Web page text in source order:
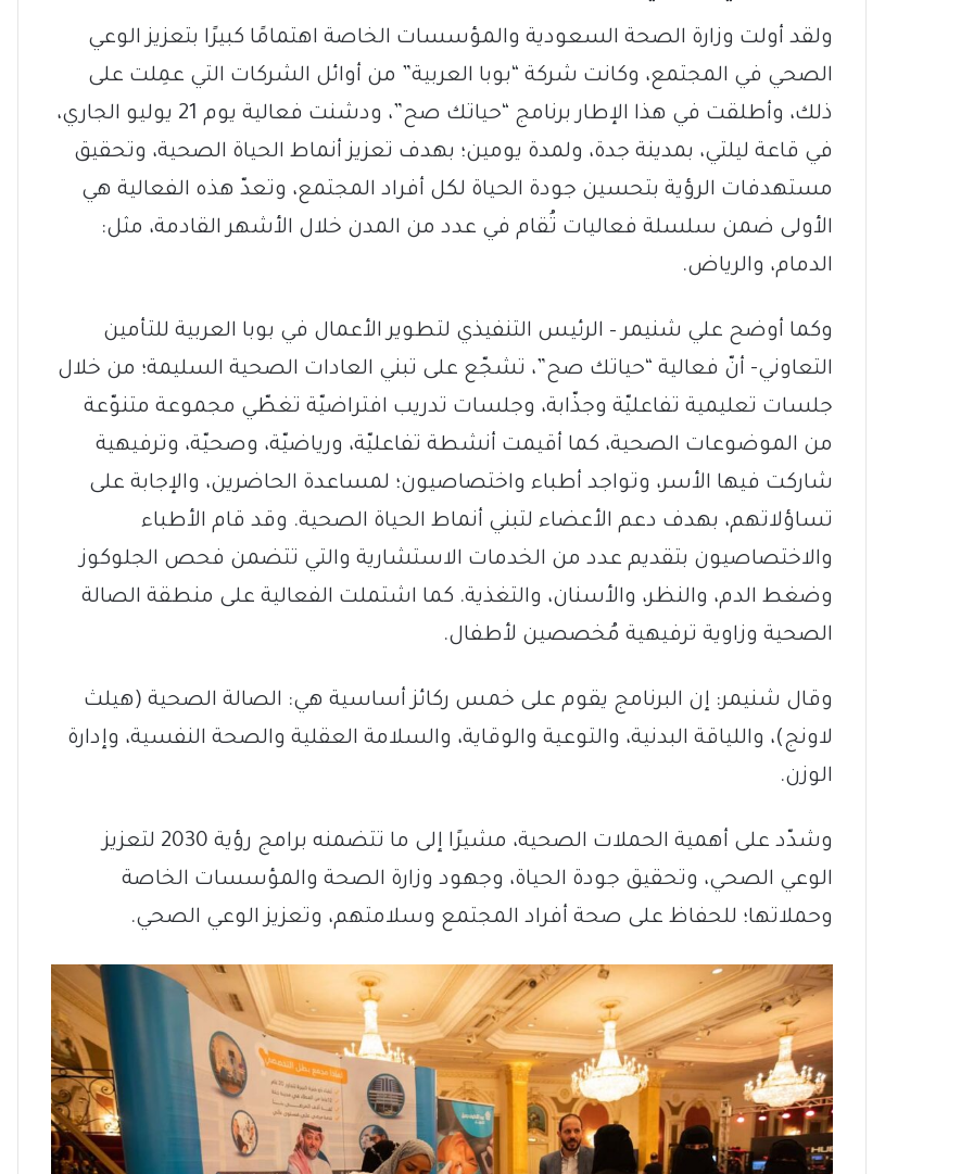
ولقد أولت وزارة الصحة السعودية والمؤسسات الخاصة اهتمامًا كبيرًا بتعزيز الوعي
الصحي في المجتمع، وكانت شركة “بوبا العربية” من أوائل الشركات التي عمِلت على
ذلك، وأطلقت في هذا الإطار برنامج “حياتك صح”، ودشنت فعالية يوم 21 يوليو الجاري،
في قاعة ليلتي، بمدينة جدة، ولمدة يومين؛ بهدف تعزيز أنماط الحياة الصحية، وتحقيق
مستهدفات الرؤية بتحسين جودة الحياة لكل أفراد المجتمع، وتعدّ هذه الفعالية هي
الأولى ضمن سلسلة فعاليات تُقام في عدد من المدن خلال الأشهر القادمة، مثل:
الدمام، والرياض.
وكما أوضح علي شنيمر – الرئيس التنفيذي لتطوير الأعمال في بوبا العربية للتأمين
التعاوني- أنّ فعالية “حياتك صح”، تشجّع على تبني العادات الصحية السليمة؛ من خلال
جلسات تعليمية تفاعليّة وجذّابة، وجلسات تدريب افتراضيّة تغطّي مجموعة متنوّعة
من الموضوعات الصحية، كما أقيمت أنشطة تفاعليّة، ورياضيّة، وصحيّة، وترفيهية
شاركت فيها الأسر، وتواجد أطباء واختصاصيون؛ لمساعدة الحاضرين، والإجابة على
تساؤلاتهم، بهدف دعم الأعضاء لتبني أنماط الحياة الصحية. وقد قام الأطباء
والاختصاصيون بتقديم عدد من الخدمات الاستشارية والتي تتضمن فحص الجلوكوز
وضغط الدم، والنظر، والأسنان، والتغذية. كما اشتملت الفعالية على منطقة الصالة
الصحية وزاوية ترفيهية مُخصصين لأطفال.
وقال شنيمر: إن البرنامج يقوم على خمس ركائز أساسية هي: الصالة الصحية (هيلث
لاونج)، واللياقة البدنية، والتوعية والوقاية، والسلامة العقلية والصحة النفسية، وإدارة
الوزن.
وشدّد على أهمية الحملات الصحية، مشيرًا إلى ما تتضمنه برامج رؤية 2030 لتعزيز
الوعي الصحي، وتحقيق جودة الحياة، وجهود وزارة الصحة والمؤسسات الخاصة
وحملاتها؛ للحفاظ على صحة أفراد المجتمع وسلامتهم، وتعزيز الوعي الصحي.